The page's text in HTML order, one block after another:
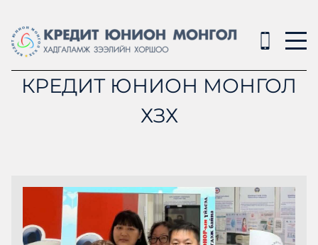
КРЕДИТ ЮНИОН МОНГОЛ
ХЗХ